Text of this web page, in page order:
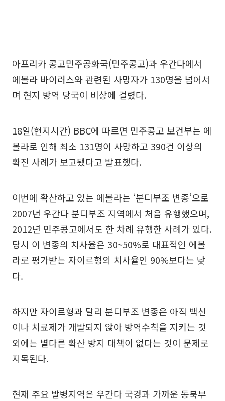
아프리카 콩고민주공화국(민주콩고)과 우간다에서
에볼라 바이러스와 관련된 사망자가 130명을 넘어서
며 현지 방역 당국이 비상에 걸렸다.
18일(현지시간) BBC에 따르면 민주콩고 보건부는 에
볼라로 인해 최소 131명이 사망하고 390건 이상의
확진 사례가 보고됐다고 발표했다.
이번에 확산하고 있는 에볼라는 ‘분디부조 변종’으로
2007년 우간다 분디부조 지역에서 처음 유행했으며,
2012년 민주콩고에서도 한 차례 유행한 사례가 있다.
당시 이 변종의 치사율은 30~50%로 대표적인 에볼
라로 평가받는 자이르형의 치사율인 90%보다는 낮
다.
하지만 자이르형과 달리 분디부조 변종은 아직 백신
이나 치료제가 개발되지 않아 방역수칙을 지키는 것
외에는 별다른 확산 방지 대책이 없다는 것이 문제로
지목된다.
현재 주요 발병지역은 우간다 국경과 가까운 동북부